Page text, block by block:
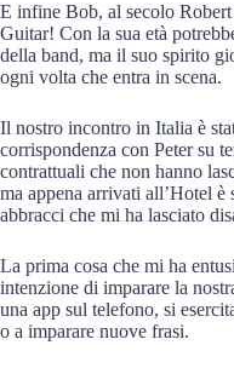
E infine Bob, al secolo
Guitar! Con la sua età
della band, ma il suo spirito
ogni volta che entra in scena.
Il nostro incontro in Italia è
corrispondenza con Peter su
contrattuali che non hanno
ma appena arrivati all’Hotel è
abbracci che mi ha lasciato
La prima cosa che mi ha
intenzione di imparare la
una app sul telefono, si
o a imparare nuove frasi.